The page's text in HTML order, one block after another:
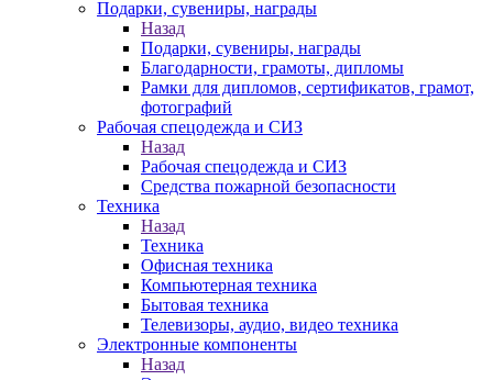
Подарки, сувениры, награды
Назад
Подарки, сувениры, награды
Благодарности, грамоты, дипломы
Рамки для дипломов, сертификатов, грамот,
фотографий
Рабочая спецодежда и СИЗ
Назад
Рабочая спецодежда и СИЗ
Средства пожарной безопасности
Техника
Назад
Техника
Офисная техника
Компьютерная техника
Бытовая техника
Телевизоры, аудио, видео техника
Электронные компоненты
Назад